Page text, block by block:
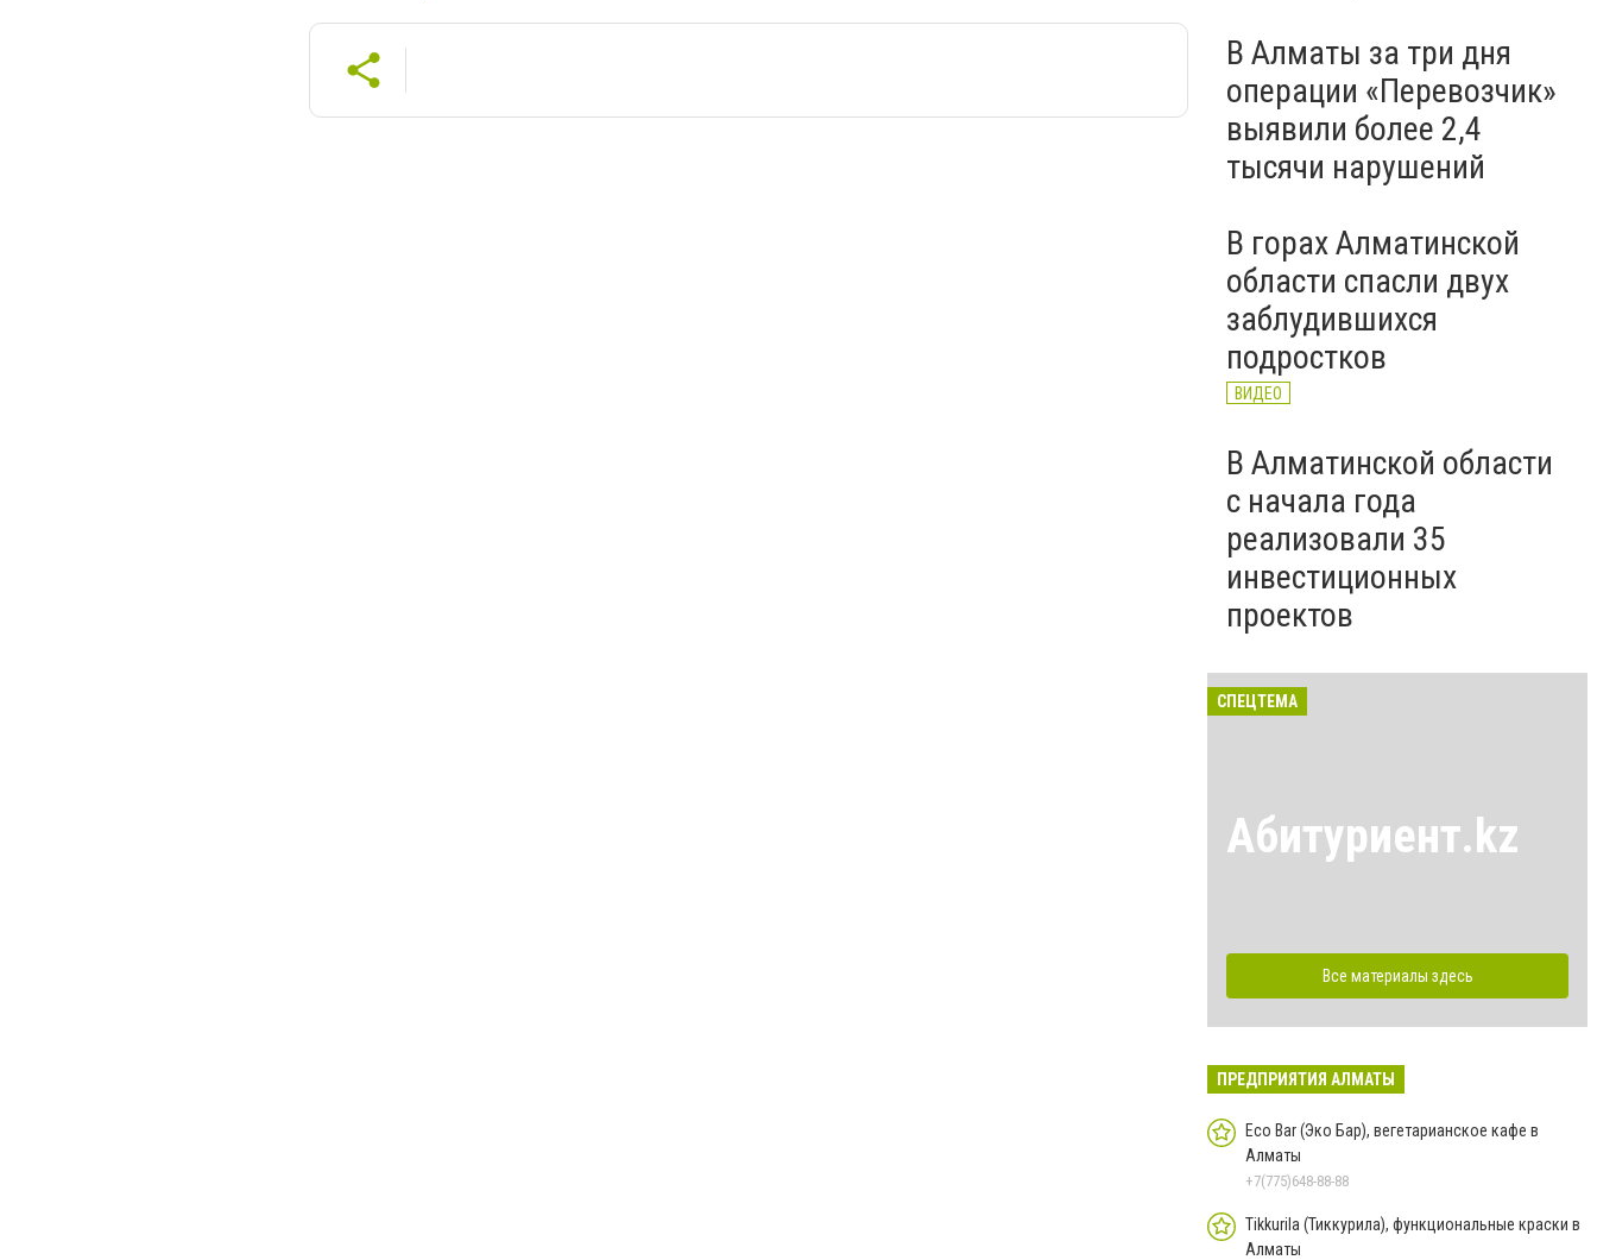
В Алматы за три дня
операции «Перевозчик»
выявили более 2,4
тысячи нарушений
В горах Алматинской
области спасли двух
заблудившихся
подростков
ВИДЕО
В Алматинской области
с начала года
реализовали 35
инвестиционных
проектов
СПЕЦТЕМА
Абитуриент.kz
Все материалы здесь
ПРЕДПРИЯТИЯ АЛМАТЫ
Eco Bar (Эко Бар), вегетарианское кафе в
Алматы
+7(775)648-88-88
Tikkurila (Тиккурила), функциональные краски в
Алматы